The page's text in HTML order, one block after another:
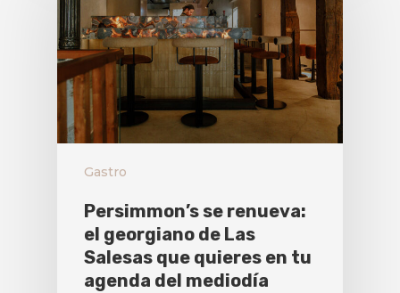
Gastro
Persimmon’s se renueva:
el georgiano de Las
Salesas que quieres en tu
agenda del mediodía